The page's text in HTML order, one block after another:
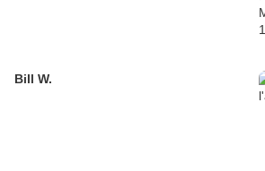
Bill W.